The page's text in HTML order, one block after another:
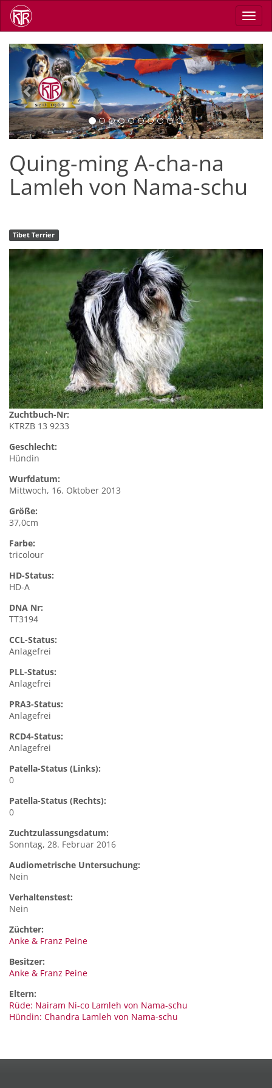
Direkt
zum
Inhalt
Previous Next
Quing-ming A-cha-na
Lamleh von Nama-schu
Tibet Terrier
Zuchtbuch-Nr:
KTRZB 13 9233
Geschlecht:
Hündin
Wurfdatum:
Mittwoch, 16. Oktober 2013
Größe:
37,0cm
Farbe:
tricolour
HD-Status:
HD-A
DNA Nr:
TT3194
CCL-Status:
Anlagefrei
PLL-Status:
Anlagefrei
PRA3-Status:
Anlagefrei
RCD4-Status:
Anlagefrei
Patella-Status (Links):
0
Patella-Status (Rechts):
0
Zuchtzulassungsdatum:
Sonntag, 28. Februar 2016
Audiometrische Untersuchung:
Nein
Verhaltenstest:
Nein
Züchter:
Anke & Franz Peine
Besitzer:
Anke & Franz Peine
Eltern:
Rüde: Nairam Ni-co Lamleh von Nama-schu
Hündin: Chandra Lamleh von Nama-schu